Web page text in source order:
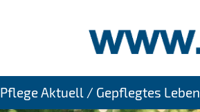
Pflege Aktuell / Gepflegtes Leben